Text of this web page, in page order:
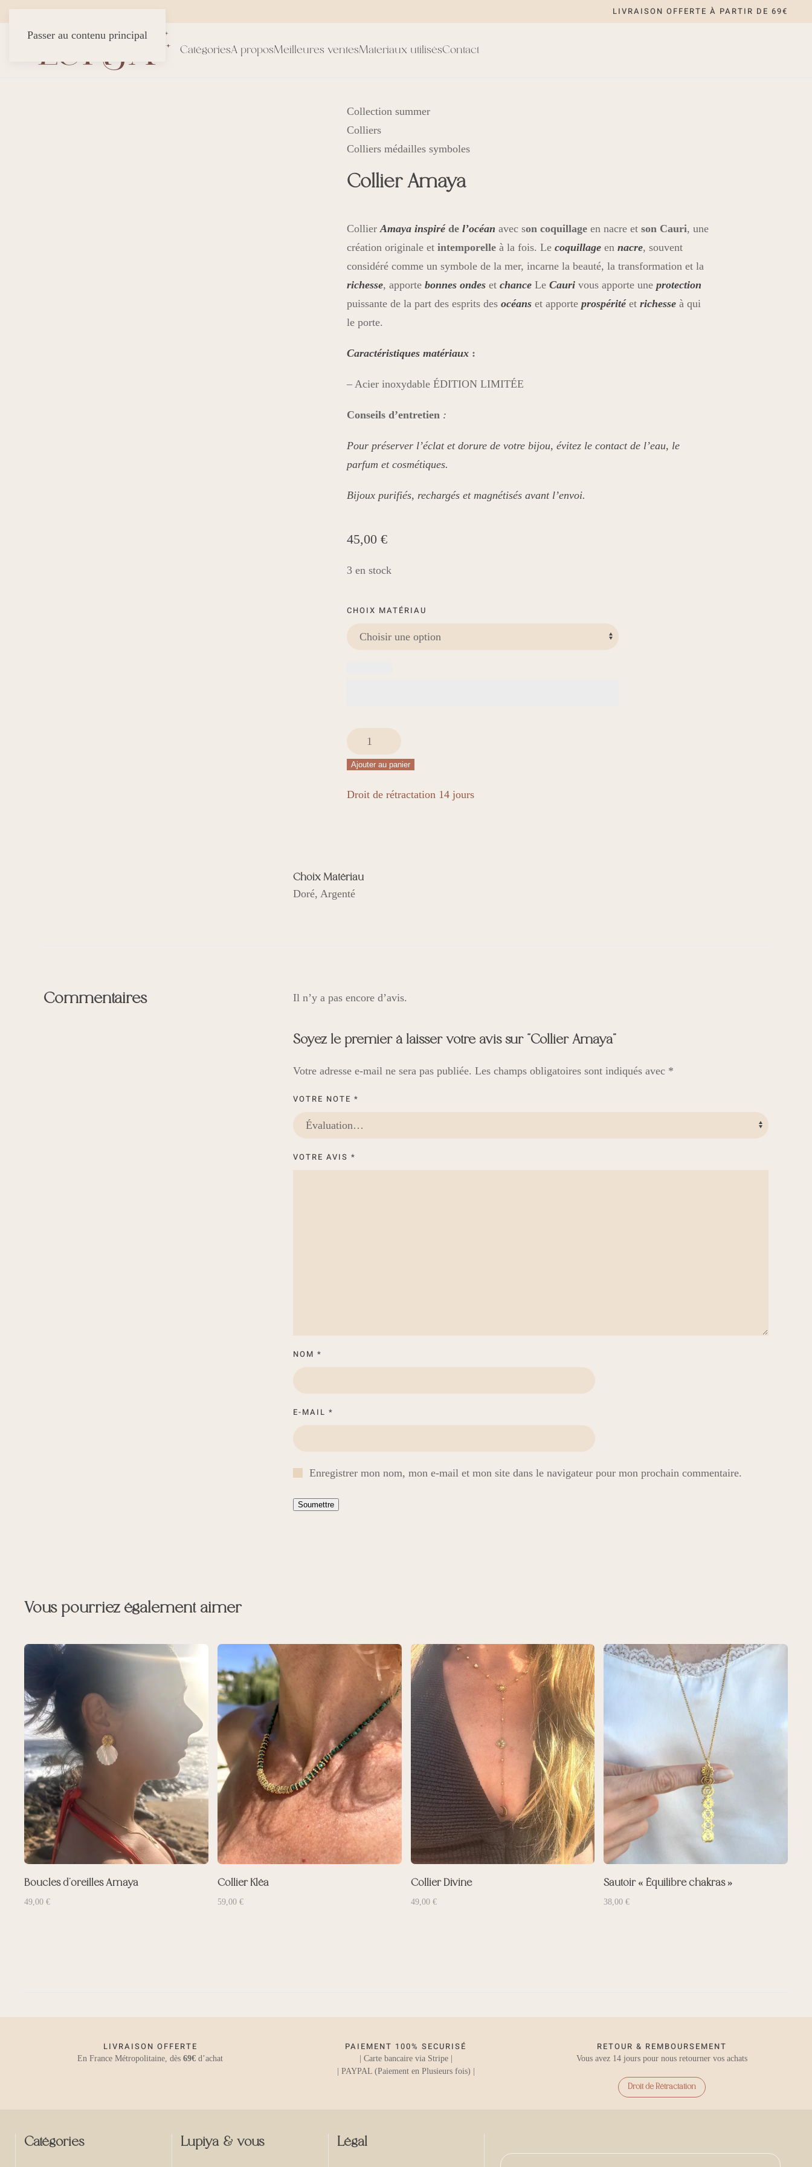
Passer au contenu principal
LIVRAISON OFFERTE À PARTIR DE 69€
CatégoriesA proposMeilleures ventesMateriaux utilisésContact
Collection summer
Colliers
Colliers médailles symboles
Collier Amaya
CollierAmaya inspiréde l’océan avec son coquillageen nacre et son Cauri, une
création originale et intemporelleà la fois. Le coquillageen nacre, souvent
considéré comme un symbole de la mer, incarne la beauté, la transformation et la
richesse, apporte bonnes ondeset chanceLe Caurivous apporte une protection
puissante de la part des esprits des océanset apporte prospéritéet richesseà qui
le porte.
Caractéristiques matériaux:
– Acier inoxydable ÉDITION LIMITÉE
Conseils d’entretien:
Pour préserver l’éclat et dorure de votre bijou, évitez le contact de l’eau, le
parfum et cosmétiques.
Bijoux purifiés, rechargés et magnétisés avant l’envoi.
45,00 €
3 en stock
CHOIX MATÉRIAU
quantité
Collier
Amaya
Ajouter au panier
Droit de rétractation 14 jours
Choix Matériau
Doré, Argenté
Commentaires Il n’y a pas encore d’avis.
Soyez le premier à laisser votre avis sur “Collier Amaya”
Votre adresse e-mail ne sera pas publiée. Les champs obligatoires sont indiqués avec *
VOTRE NOTE*
VOTRE AVIS*
NOM*
E-MAIL*
Enregistrer mon nom, mon e-mail et mon site dans le navigateur pour mon prochain commentaire.
Vous pourriez également aimer
Boucles d’oreilles Amaya
49,00 €
Collier Kléa
59,00 €
Collier Divine
49,00 €
Sautoir « Équilibre chakras »
38,00€
LIVRAISON OFFERTE
En France Métropolitaine, dès69€ d’achat
PAIEMENT 100% SECURISÉ
| Carte bancaire via Stripe |
| PAYPAL (Paiement en Plusieurs fois) |
RETOUR & REMBOURSEMENT
Vous avez 14 jours pour nous retourner vos achats
Droit de Rétractation
Catégories Lupiya & vous Légal